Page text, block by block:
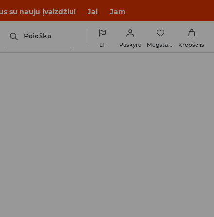
su nauju įvaizdžiu! Jai Jam
Paieška
LT Paskyra Mėgstamiausi Krepšelis